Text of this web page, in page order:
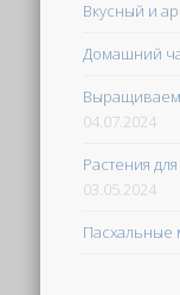
Вкусный и
Домашний
Выращиваем
04.07.2024
Растения
03.05.2024
Пасхальные